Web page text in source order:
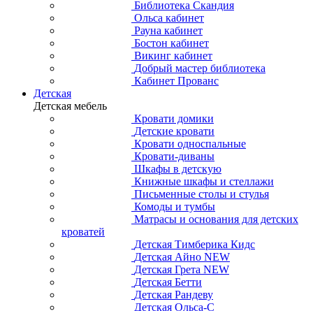
Библиотека Скандия
Ольса кабинет
Рауна кабинет
Бостон кабинет
Викинг кабинет
Добрый мастер библиотека
Кабинет Прованс
Детская
Детская мебель
Кровати домики
Детские кровати
Кровати односпальные
Кровати-диваны
Шкафы в детскую
Книжные шкафы и стеллажи
Письменные столы и стулья
Комоды и тумбы
Матрасы и основания для детских
кроватей
Детская Тимберика Кидс
Детская Айно NEW
Детская Грета NEW
Детская Бетти
Детская Рандеву
Детская Ольса-С